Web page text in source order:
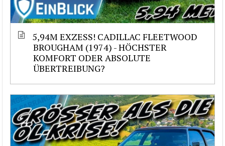
5,94M EXZESS! CADILLAC FLEETWOOD
BROUGHAM (1974) - HÖCHSTER
KOMFORT ODER ABSOLUTE
ÜBERTREIBUNG?